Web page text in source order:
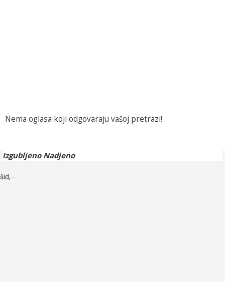
Nema oglasa koji odgovaraju vašoj pretrazi!
Izgubljeno Nadjeno
šid, -